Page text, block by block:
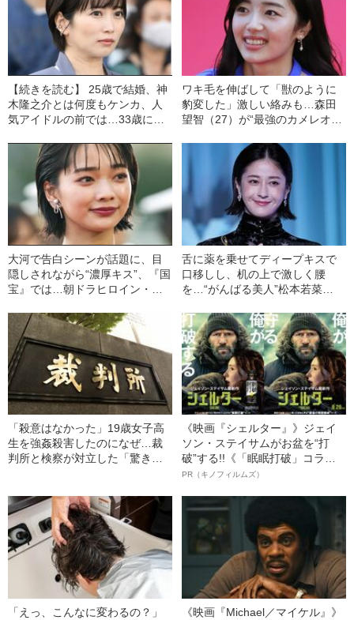
【続きを読む】 25歳で結婚、神
木隆之介とは何度もケンカ、人
気アイドルの前では…33歳にな
ベートも充実」の理由とは？
ワキ毛を伸ばして「獣のように
豹変した」激しい絡みも…森田
望智（27）が“最強のカメレオン
大河で告白シーンが話題に、目
隠しされながら“濃厚キス”、『国
宝』では…朝ドラヒロイン・見
ア《『風、薫る』はオファーで
抜擢》
舌に薬を乗せてディープキスで
口移しし、机の上で激しく腰
を…“がんばる美人”松本若菜
「殺意はなかった」19歳女子高
生を強姦殺害したのになぜ…裁
判所と検察が対立した「驚きの
《映画『シェルター』》ジェイ
ソン・ステイサムがお盆を“打
破”する!!《「眠眠打破」コラ
ボ》
PR（キノフィルムズ）
「えっ、こんなに変わるの？」
《映画『Michael／マイケル』》